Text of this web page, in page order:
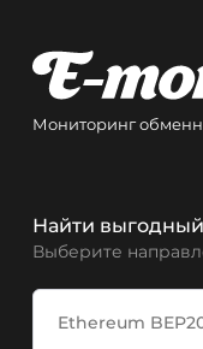
Мониторинг
Найти
Выберите